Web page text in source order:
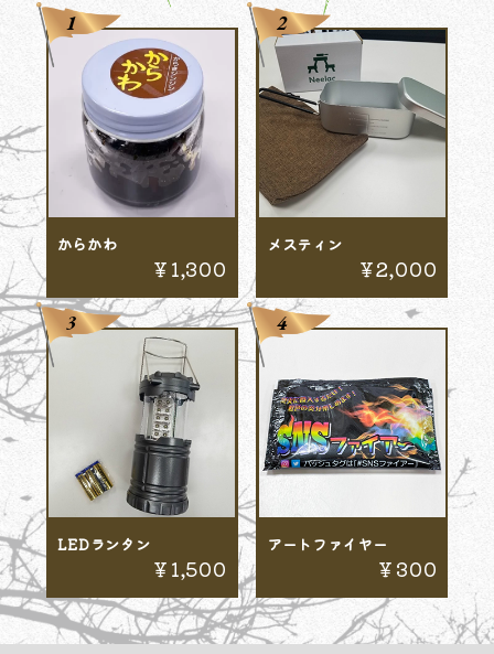
1
からかわ
￥1,300
2
メスティン
￥2,000
3
LEDランタン
￥1,500
4
アートファイヤー
￥300